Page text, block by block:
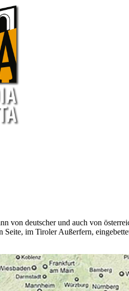
von deutscher und auch von
im Tiroler Außerfern,